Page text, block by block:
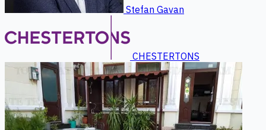
Stefan Gavan
CHESTERTONS